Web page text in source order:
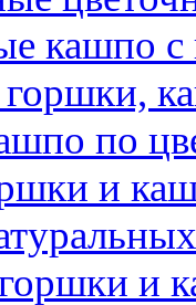
кашпо с
по
и
и